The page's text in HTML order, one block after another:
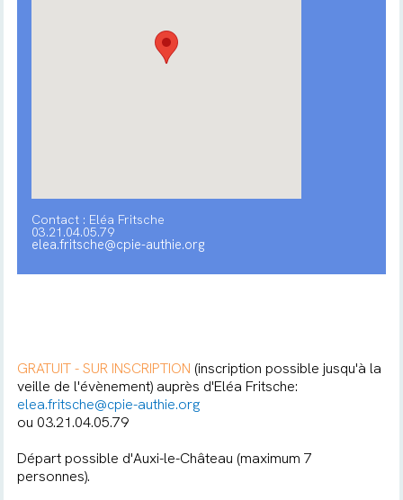
Contact : Eléa Fritsche
03.21.04.05.79
elea.fritsche@cpie-authie.org
GRATUIT - SUR INSCRIPTION (inscription possible jusqu'à la
veille de l'évènement) auprès d'Eléa Fritsche:
elea.fritsche@cpie-authie.org
ou 03.21.04.05.79
Départ possible d'Auxi-le-Château (maximum 7
personnes).